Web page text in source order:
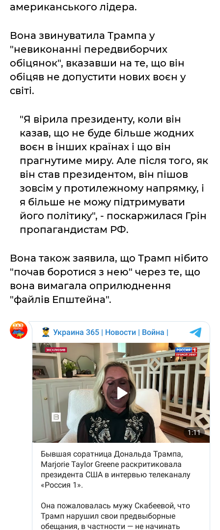
американського лідера.
Вона звинуватила Трампа у
"невиконанні передвиборчих
обіцянок", вказавши на те, що він
обіцяв не допустити нових воєн у
світі.
"Я вірила президенту, коли він
казав, що не буде більше жодних
воєн в інших країнах і що він
прагнутиме миру. Але після того, як
він став президентом, він пішов
зовсім у протилежному напрямку, і
я більше не можу підтримувати
його політику", - поскаржилася Грін
пропагандистам РФ.
Вона також заявила, що Трамп нібито
"почав боротися з нею" через те, що
вона вимагала оприлюднення
"файлів Епштейна".